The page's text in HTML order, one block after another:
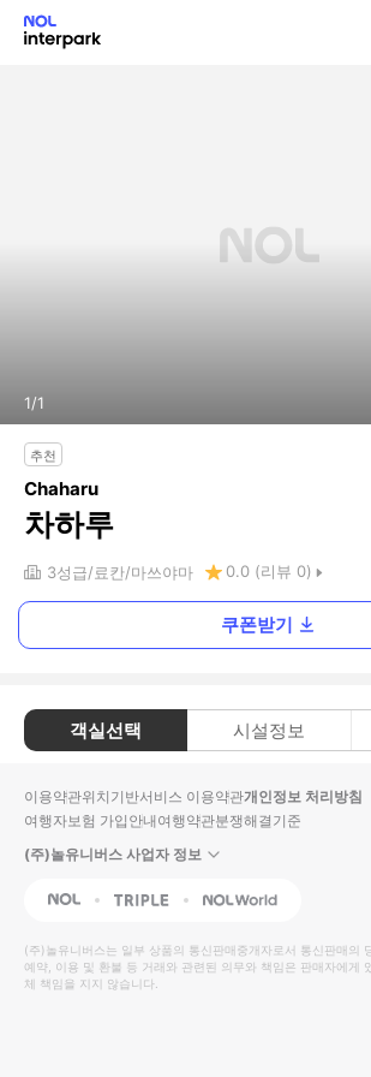
1/1
추천
Chaharu
차하루
3성급 료칸 마쓰야마 0.0 (리뷰 0)
쿠폰받기
객실선택 시설정보
이용약관위치기반서비스 이용약관개인정보 처리방침
여행자보험 가입안내여행약관분쟁해결기준
(주)놀유니버스 사업자 정보
NOL Triple Interpark Global
(주)놀유니버스는 일부 상품의 통신판매중개자로서 통신판매의
예약, 이용 및 환불 등 거래와 관련된 의무와 책임은 판매자에게
체 책임을 지지 않습니다.